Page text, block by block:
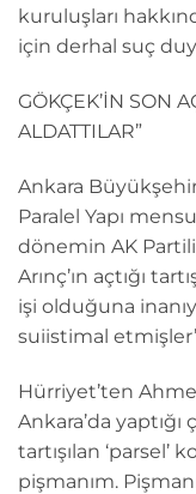
kuruluşları
için derhal suç
GÖKÇEK’İN SON
ALDATTILAR”
Ankara
Paralel Yapı
dönemin AK Partili
Arınç’ın açtığı
işi olduğuna
suiistimal
Hürriyet’ten
Ankara’da yaptığı
tartışılan ‘parsel’
pişmanım.